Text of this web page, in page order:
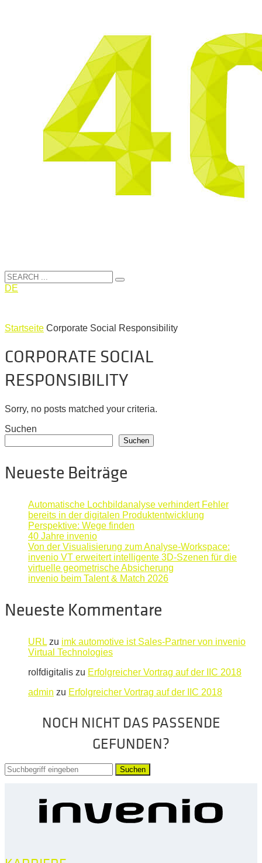
DE
Startseite Corporate Social Responsibility
CORPORATE SOCIAL
RESPONSIBILITY
Sorry, no posts matched your criteria.
Suchen
Suchen
Neueste Beiträge
Automatische Lochbildanalyse verhindert Fehler
bereits in der digitalen Produktentwicklung
Perspektive: Wege finden
40 Jahre invenio
Von der Visualisierung zum Analyse-Workspace:
invenio VT erweitert intelligente 3D-Szenen für die
virtuelle geometrische Absicherung
invenio beim Talent & Match 2026
Neueste Kommentare
URL zu imk automotive ist Sales-Partner von invenio
Virtual Technologies
rolfdigitalis zu Erfolgreicher Vortrag auf der IIC 2018
admin zu Erfolgreicher Vortrag auf der IIC 2018
NOCH NICHT DAS PASSENDE
GEFUNDEN?
Suchen